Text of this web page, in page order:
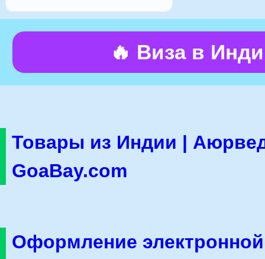
🔥 Виза в
Товары из Индии |
GoaBay.com
Оформление электронной